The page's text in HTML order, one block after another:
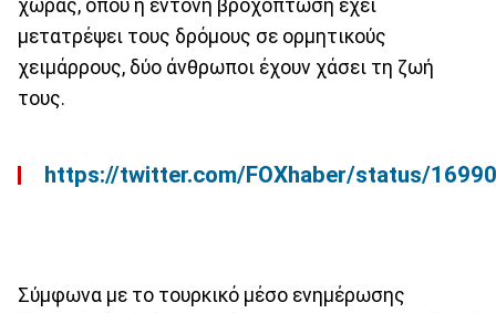
χώρας, όπου η έντονη βροχόπτωση έχει
μετατρέψει τους δρόμους σε ορμητικούς
χειμάρρους, δύο άνθρωποι έχουν χάσει τη ζωή
τους.
https://twitter.com/FOXhaber/status/
Σύμφωνα με το τουρκικό μέσο ενημέρωσης